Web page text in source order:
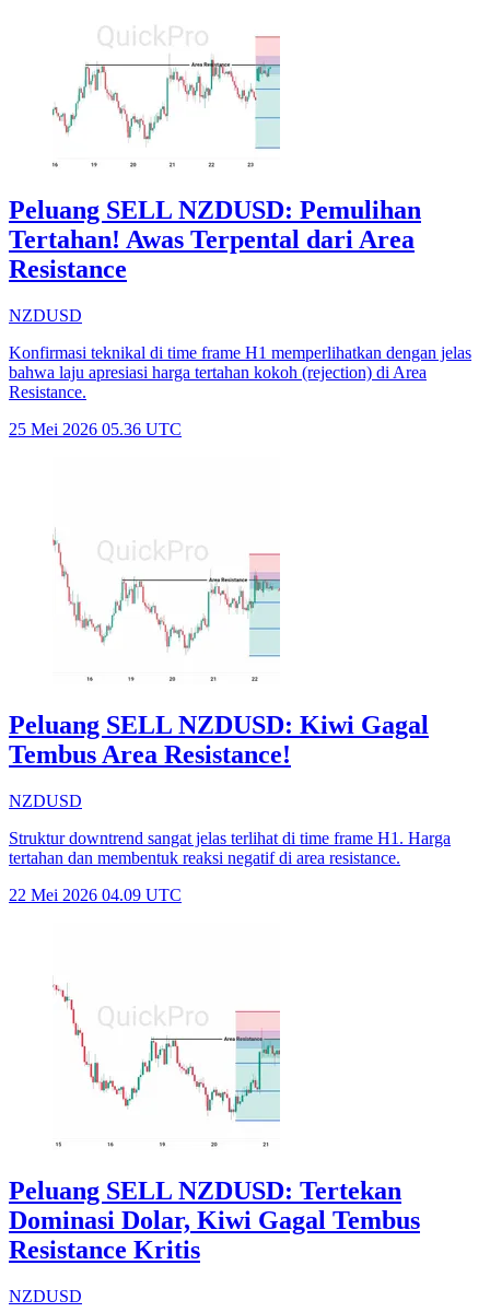
Peluang SELL NZDUSD: Pemulihan
Tertahan! Awas Terpental dari Area
Resistance
NZDUSD
Konfirmasi teknikal di time frame H1 memperlihatkan dengan jelas
bahwa laju apresiasi harga tertahan kokoh (rejection) di Area
Resistance.
25 Mei 2026 05.36 UTC
Peluang SELL NZDUSD: Kiwi Gagal
Tembus Area Resistance!
NZDUSD
Struktur downtrend sangat jelas terlihat di time frame H1. Harga
tertahan dan membentuk reaksi negatif di area resistance.
22 Mei 2026 04.09 UTC
Peluang SELL NZDUSD: Tertekan
Dominasi Dolar, Kiwi Gagal Tembus
Resistance Kritis
NZDUSD